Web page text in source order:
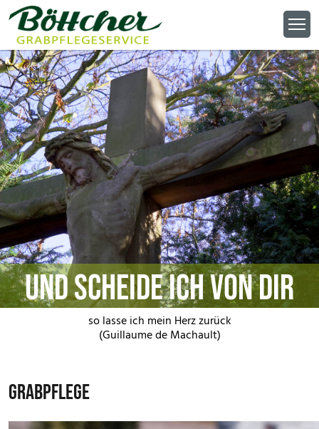
Und scheide ich von dir
so lasse ich mein Herz zurück
(Guillaume de Machault)
GRABPFLEGE